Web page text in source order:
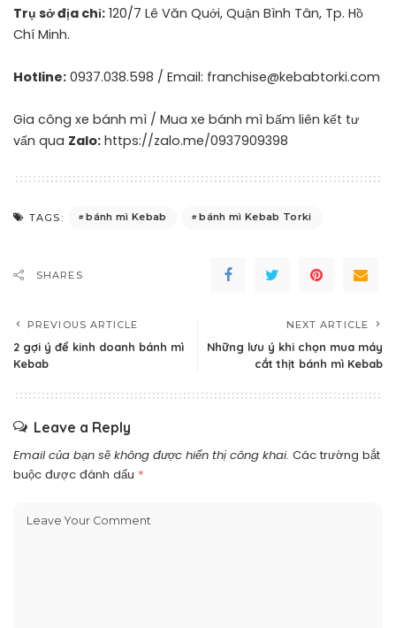
Trụ sở địa chỉ: 120/7 Lê Văn Quới, Quận Bình Tân, Tp. Hồ
Chí Minh.
Hotline: 0937.038.598 / Email: franchise@kebabtorki.com
Gia công xe bánh mì / Mua xe bánh mì bấm liên kết tư
vấn qua Zalo: https://zalo.me/0937909398
TAGS: bánh mì Kebab bánh mì Kebab Torki
SHARES
PREVIOUS ARTICLE
2 gợi ý để kinh doanh bánh mì
Kebab
NEXT ARTICLE
Những lưu ý khi chọn mua máy
cắt thịt bánh mì Kebab
Leave a Reply
Email của bạn sẽ không được hiển thị công khai. Các trường bắt
buộc được đánh dấu *